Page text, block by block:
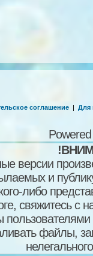
соглашение | Для
версии
и
либо
свяжитесь
файлы,